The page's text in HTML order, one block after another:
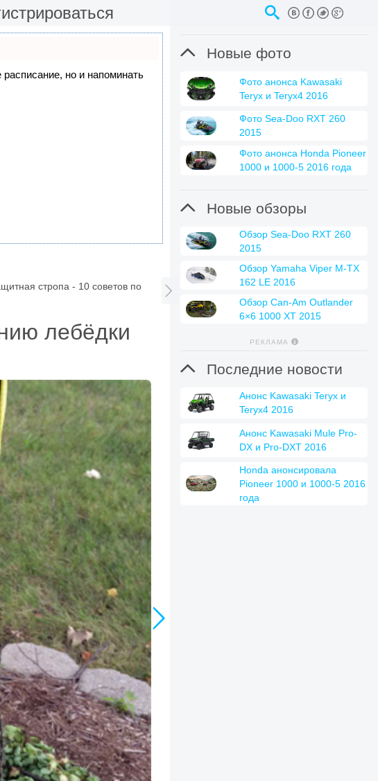
но и напоминать
стропа - 10 советов по
лебёдки


 Новые фото
Фото анонса Kawasaki
Teryx и Teryx4 2016
Фото Sea-Doo RXT 260
2015
Фото анонса Honda Pioneer
1000 и 1000-5 2016 года
 Новые обзоры
Обзор Sea-Doo RXT 260
2015
Обзор Yamaha Viper M-TX
162 LE 2016
Обзор Can-Am Outlander
6×6 1000 XT 2015
РЕКЛАМА
 Последние новости
Анонс Kawasaki Teryx и
Teryx4 2016
Анонс Kawasaki Mule Pro-
DX и Pro-DXT 2016
Honda анонсировала
Pioneer 1000 и 1000-5 2016
года